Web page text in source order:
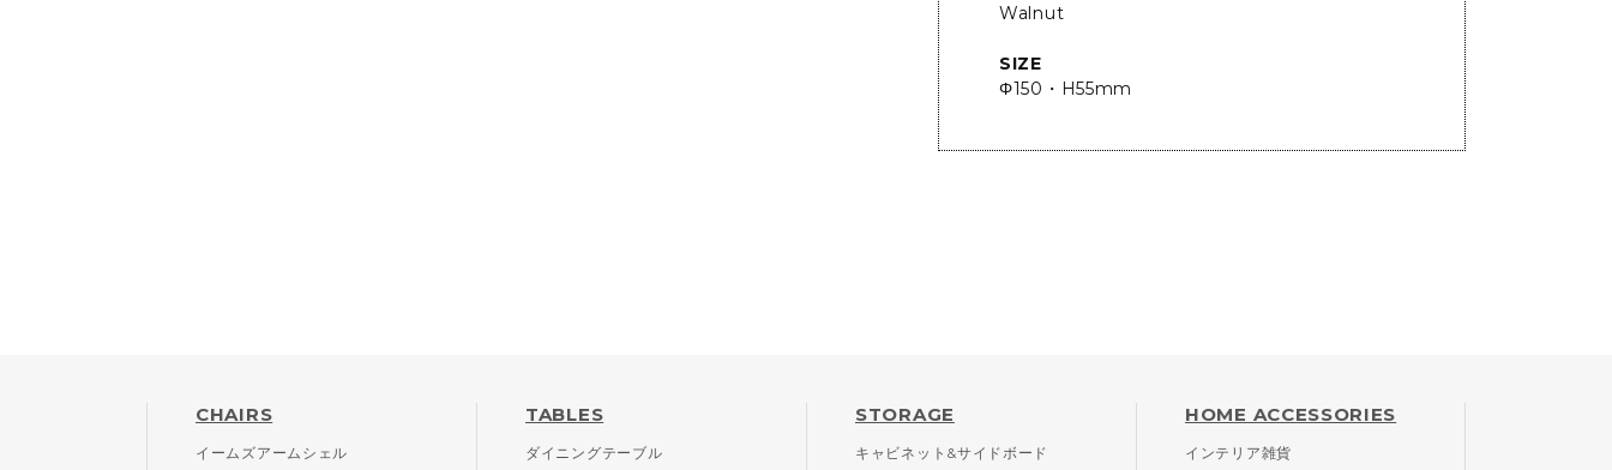
Walnut
SIZE
Φ150・H55mm
CHAIRS
イームズアームシェル
TABLES
ダイニングテーブル
STORAGE
キャビネット&サイドボード
HOME ACCESSORIES
インテリア雑貨